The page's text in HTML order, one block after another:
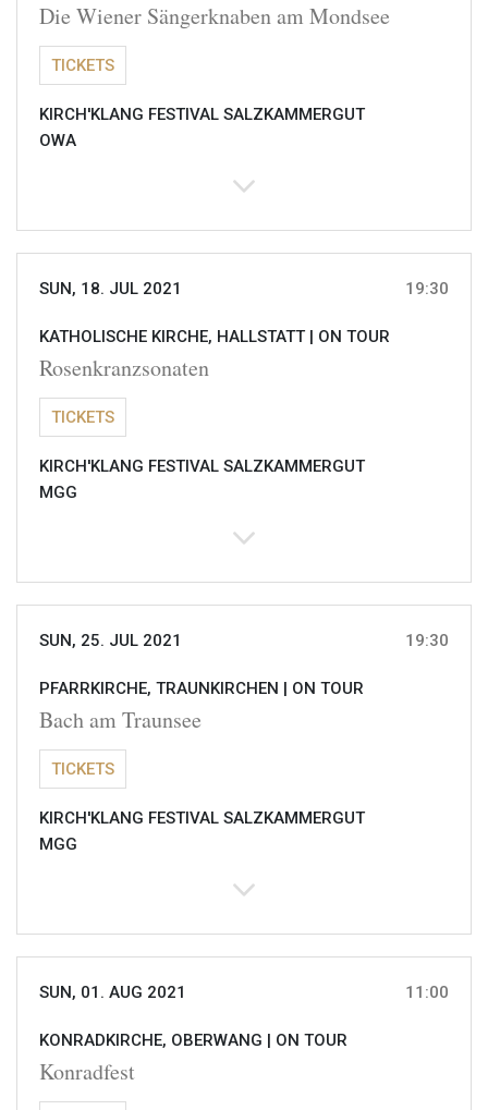
Die Wiener Sängerknaben am Mondsee
TICKETS
KIRCH'KLANG FESTIVAL SALZKAMMERGUT
OWA
SUN, 18. JUL 2021 19:30
KATHOLISCHE KIRCHE, HALLSTATT | ON TOUR
Rosenkranzsonaten
TICKETS
KIRCH'KLANG FESTIVAL SALZKAMMERGUT
MGG
SUN, 25. JUL 2021 19:30
PFARRKIRCHE, TRAUNKIRCHEN | ON TOUR
Bach am Traunsee
TICKETS
KIRCH'KLANG FESTIVAL SALZKAMMERGUT
MGG
SUN, 01. AUG 2021 11:00
KONRADKIRCHE, OBERWANG | ON TOUR
Konradfest